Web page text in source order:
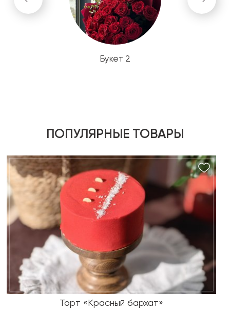
Букет 2
ПОПУЛЯРНЫЕ ТОВАРЫ
Торт «Красный бархат»